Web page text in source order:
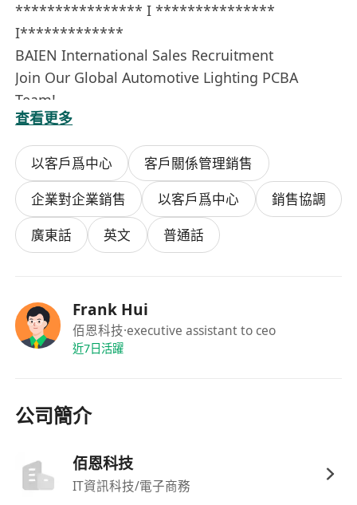
**************** I ***************
I*************
BAIEN International Sales Recruitment
Join Our Global Automotive Lighting PCBA
Team!
Engage key decision-makers to identify detailed
PCBA customization needs and project
requirements.
- 提供免費設計、免費打樣、免費樣品寄送至海外，
協助客戶體驗產品優勢，推動訂單
合作。
Provide free design, free samples, and
evaluation and secure deals.
- 使用公司 CRM 系統管理客戶資源、 商機節奏與溝
通紀錄， 提高開發效率並促進轉化。
business development.
查看更多
以客戶爲中心
客戶關係管理銷售
企業對企業銷售
以客戶爲中心
銷售協調
廣東話
英文 普通話
Frank Hui
佰恩科技·executive assistant to ceo
近7日活躍
公司簡介
佰恩科技
IT資訊科技/電子商務